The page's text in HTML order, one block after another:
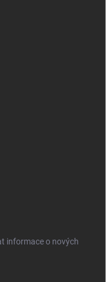
informace o nových